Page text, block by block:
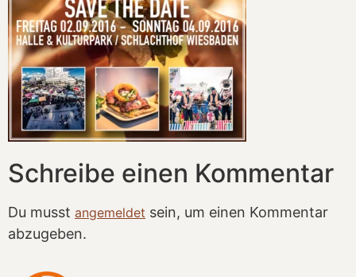
Schreibe einen Kommentar
Du musst angemeldet sein, um einen Kommentar
abzugeben.